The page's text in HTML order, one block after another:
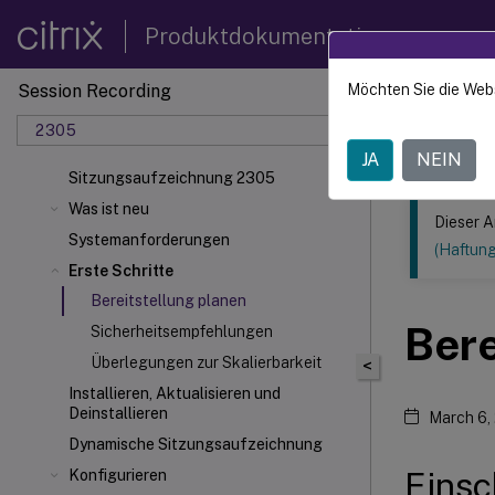
Produktdokumentation
Session Recording
2305
Sitzungsaufzeichnung 2305
Was ist neu
Systemanforderungen
Erste Schritte
Bereitstellung planen
Sicherheitsempfehlungen
Überlegungen zur Skalierbarkeit
Installieren, Aktualisieren und
Deinstallieren
Dynamische Sitzungsaufzeichnung
Konfigurieren
Dieser Inhalt
<
Dieser
March
Möchten Sie die
JA NEIN